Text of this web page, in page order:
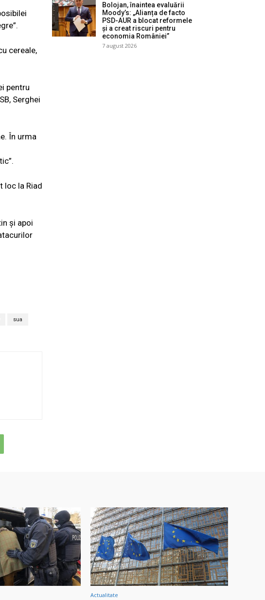
cereale,
pentru
Serghei
În urma
loc la Riad
și apoi
sua
Bolojan, înaintea evaluării
Moody’s: „Alianța de facto
PSD-AUR a blocat reformele
și a creat riscuri pentru
economia României”
7 august 2026
Actualitate